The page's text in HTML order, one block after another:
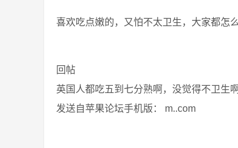
喜欢吃点嫩的，又怕不太卫生，大家都怎么
回帖
英国人都吃五到七分熟啊，没觉得不卫生
发送自苹果论坛手机版： m..com